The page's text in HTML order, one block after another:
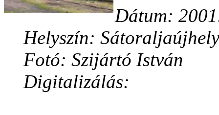
Dátum:
Helyszín: Sátoraljaújhely
Fotó: Szijártó István
Digitalizálás: